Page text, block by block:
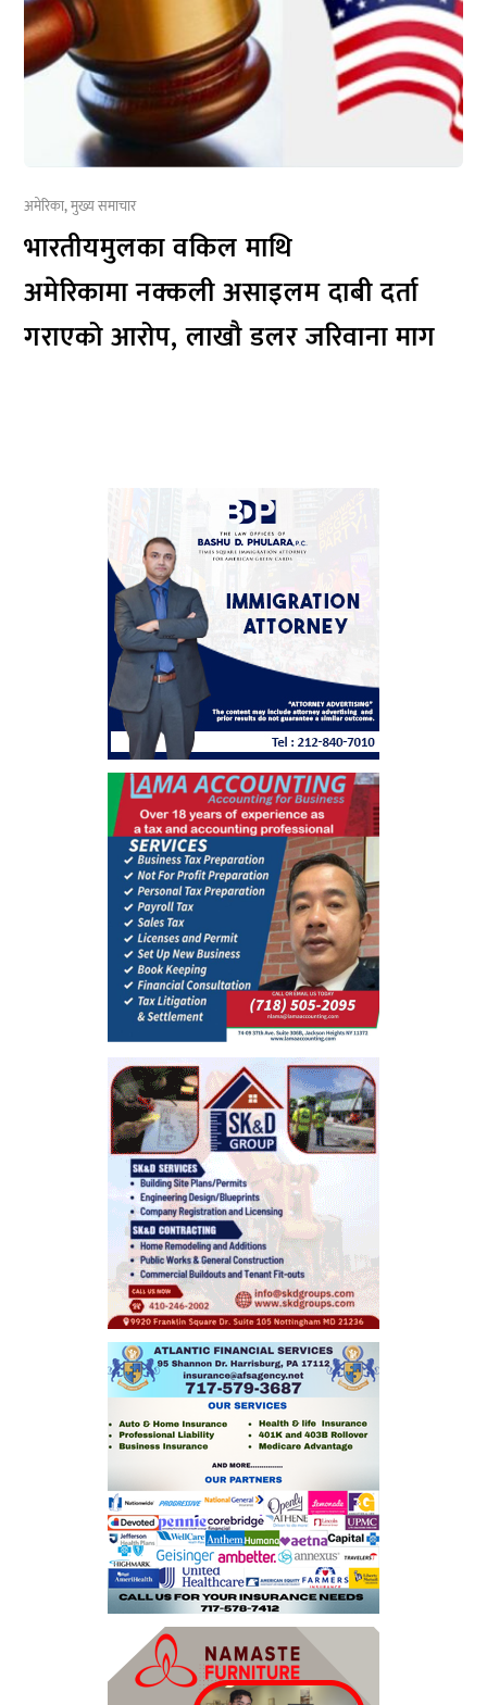
अमेरिका,मुख्य समाचार
भारतीयमुलका वकिल माथि
अमेरिकामा नक्कली असाइलम दाबी दर्ता
गराएको आरोप, लाखौ डलर जरिवाना माग